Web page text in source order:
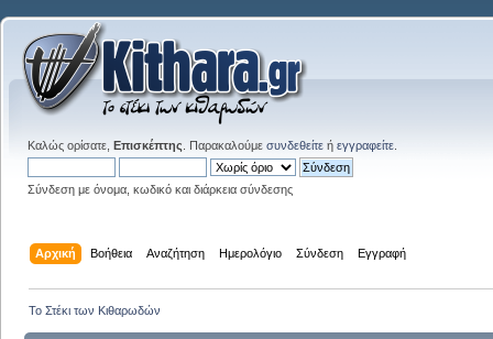
Καλώς ορίσατε, Επισκέπτης . Παρακαλούμε συνδεθείτε ή εγγραφείτε
Σύνδεση με όνομα, κωδικό και διάρκεια σύνδεσης
Αρχική Βοήθεια Αναζήτηση Ημερολόγιο Σύνδεση Εγγραφή
Το Στέκι των Κιθαρωδών